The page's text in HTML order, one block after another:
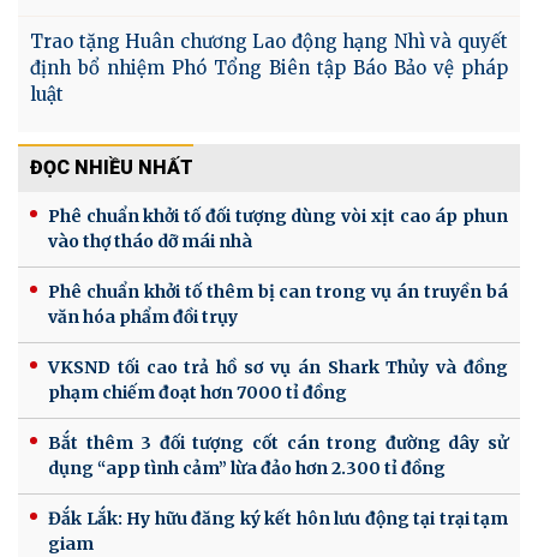
Trao tặng Huân chương Lao động hạng Nhì và quyết
định bổ nhiệm Phó Tổng Biên tập Báo Bảo vệ pháp
luật
ĐỌC NHIỀU NHẤT
Phê chuẩn khởi tố đối tượng dùng vòi xịt cao áp phun
vào thợ tháo dỡ mái nhà
Phê chuẩn khởi tố thêm bị can trong vụ án truyền bá
văn hóa phẩm đồi trụy
VKSND tối cao trả hồ sơ vụ án Shark Thủy và đồng
phạm chiếm đoạt hơn 7000 tỉ đồng
Bắt thêm 3 đối tượng cốt cán trong đường dây sử
dụng “app tình cảm” lừa đảo hơn 2.300 tỉ đồng
Đắk Lắk: Hy hữu đăng ký kết hôn lưu động tại trại tạm
giam